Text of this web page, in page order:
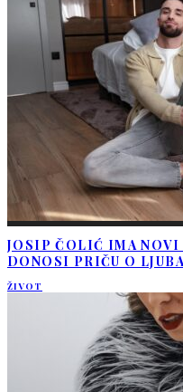
JOSIP ČOLIĆ IMA NOVI
DONOSI PRIČU O
ŽIVOT